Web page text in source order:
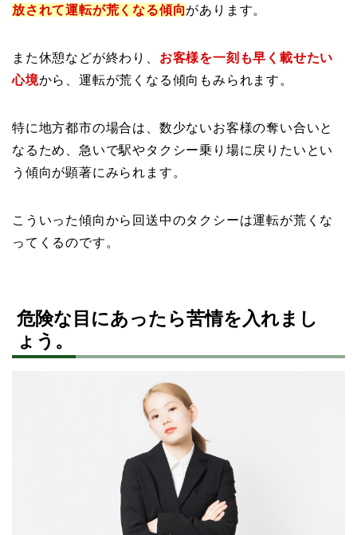
放されて運転が荒くなる傾向があります。
また休憩などが終わり、 お客様を一刻も早く載せたい
心境から、運転が荒くなる傾向もみられます。
特に地方都市の場合は、数少ないお客様の奪い合いと
なるため、急いで駅やタクシー乗り場に戻りたいとい
う傾向が顕著にみられます。
こういった傾向から回送中のタクシーは運転が荒くな
ってくるのです。
危険な目にあったら苦情を入れまし
ょう。